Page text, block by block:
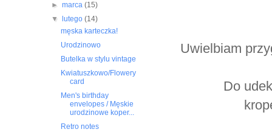
Uwielbiam
Do
►marca(15)
▼
lutego(14)
męska karteczka!
Urodzinowo
Butelka w stylu vintage
Kwiatuszkowo/Flowery
card
Men's birthday
envelopes / Męskie
urodzinowe koper...
Retro notes